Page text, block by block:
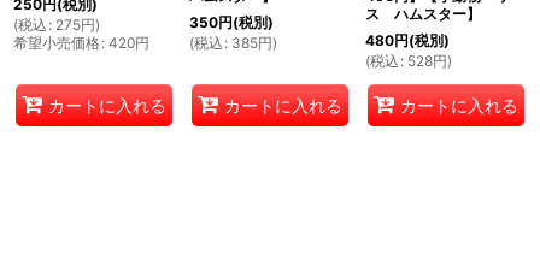
250円(税別)
(税込 : 275円)
希望小売価格: 420円
カートに入れる
350円(税別)
(税込 : 385円)
カートに入れる
ス ハムスター】
480円(税別)
(税込 : 528円)
カートに入れる